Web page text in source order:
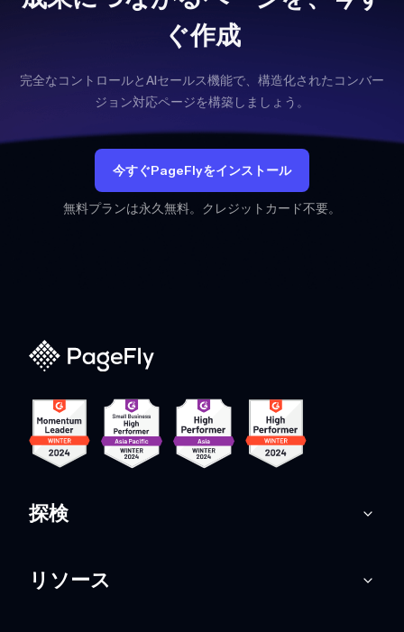
ぐ作成
完全なコントロールとAIセールス機能で、構造化されたコンバー
ジョン対応ページを構築しましょう。
今すぐPageFlyをインストール
無料プランは永久無料。クレジットカード不要。
探検
リソース